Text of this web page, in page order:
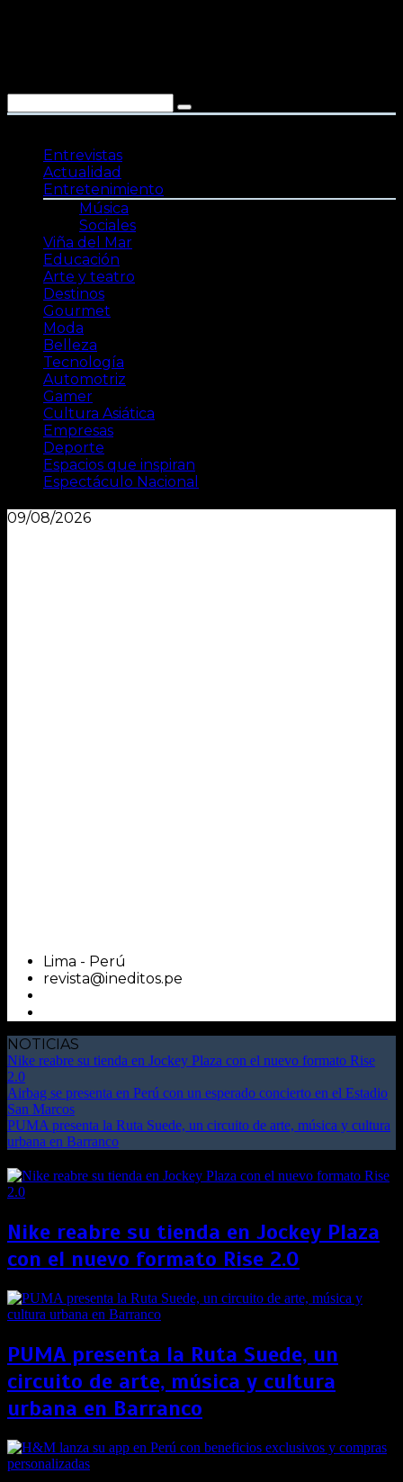
Entrevistas
Actualidad
Entretenimiento
Música
Sociales
Viña del Mar
Educación
Arte y teatro
Destinos
Gourmet
Moda
Belleza
Tecnología
Automotriz
Gamer
Cultura Asiática
Empresas
Deporte
Espacios que inspiran
Espectáculo Nacional
09/08/2026
Lima - Perú
revista@ineditos.pe
NOTICIAS
Nike reabre su tienda en Jockey Plaza con el nuevo formato Rise
2.0
Airbag se presenta en Perú con un esperado concierto en el Estadio
San Marcos
PUMA presenta la Ruta Suede, un circuito de arte, música y cultura
urbana en Barranco
Nike reabre su tienda en Jockey Plaza
con el nuevo formato Rise 2.0
PUMA presenta la Ruta Suede, un
circuito de arte, música y cultura
urbana en Barranco